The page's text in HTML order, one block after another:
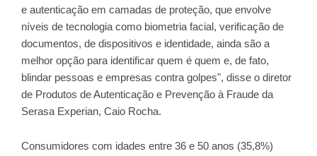
e autenticação em camadas de proteção, que envolve
níveis de tecnologia como biometria facial, verificação de
documentos, de dispositivos e identidade, ainda são a
melhor opção para identificar quem é quem e, de fato,
blindar pessoas e empresas contra golpes", disse o diretor
de Produtos de Autenticação e Prevenção à Fraude da
Serasa Experian, Caio Rocha.
Consumidores com idades entre 36 e 50 anos (35,8%)